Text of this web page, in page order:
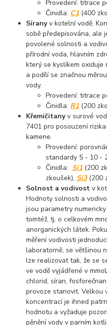
Provedení: titrace
Činidla: C1 (400
Síranyv kotelní vodě.
sobě předepisována, ale
povolené solnosti a
přírodní voda, hlavním
který se kyslíkem oxiduje
a podílí se značnou
vody.
Provedení: titrace
Činidla: R1 (200
Křemičitanyv surové
7401 pro posouzení
kamene.
Provedení:
standardy 5 - 10 -
Činidla: Si1 (200
zkoušek), Si3(200
Solnost a vodivostv
Hodnoty solnosti a
jsou parametry
tomtéž, tj. o celkovém
anorganických látek.
měření vodivosti
laboratorně, se většinou
lze realizovat tak, že se
ve vodě vyjádřené v
chlorid, síran,
provoze stanovit. Velkou
koncentrací je ihned
hodnotu a vyžaduje
pěnění vody v parním